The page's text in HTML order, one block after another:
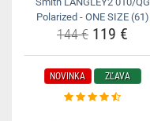
Polarized - ONE SIZE (61)
144 € 119 €
NOVINKA ZĽAVA